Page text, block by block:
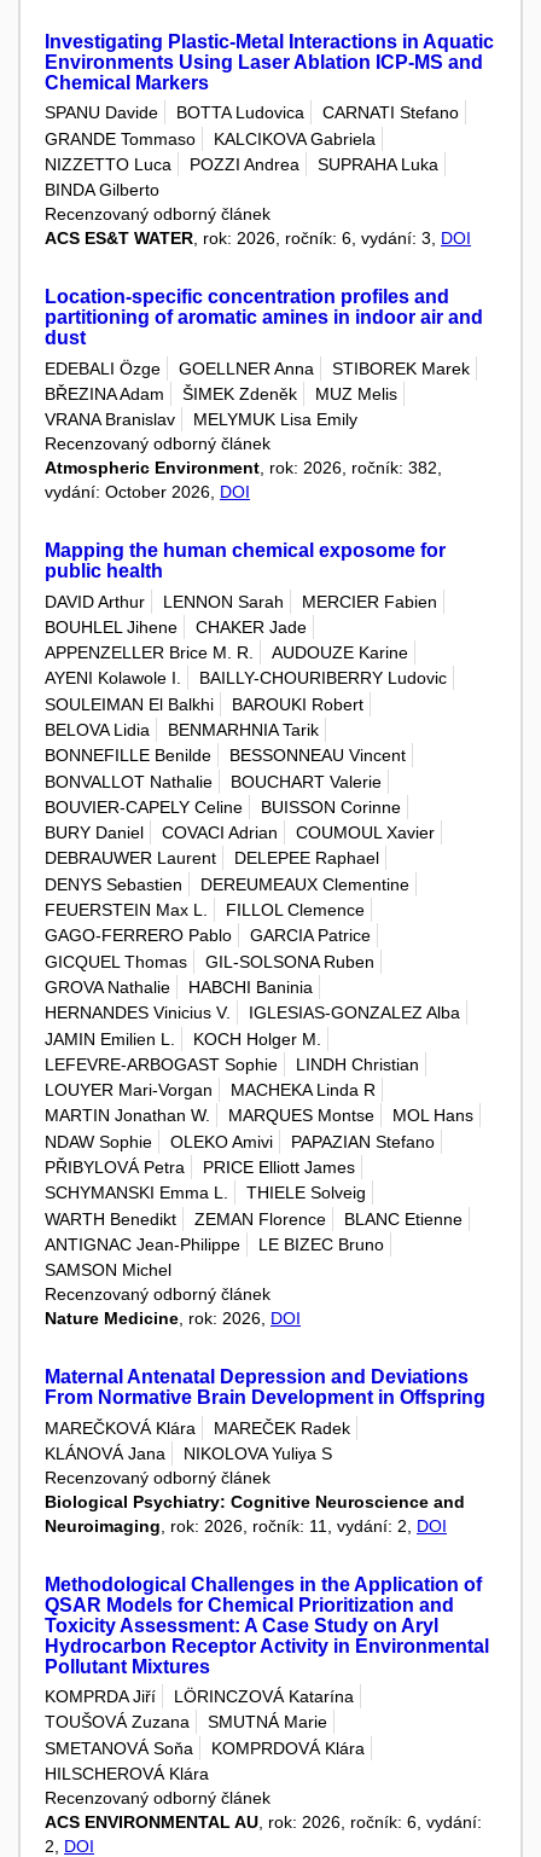
Investigating Plastic-Metal Interactions in Aquatic
Environments Using Laser Ablation ICP-MS and
Chemical Markers
SPANU Davide BOTTA Ludovica
CARNATI Stefano
GRANDE Tommaso
KALCIKOVA Gabriela
NIZZETTO Luca
POZZI Andrea
SUPRAHA Luka
BINDA Gilberto
Recenzovaný odborný článek
ACS ES&T WATER, rok: 2026, ročník: 6, vydání: 3, DOI
Location-specific concentration profiles and
partitioning of aromatic amines in indoor air and
dust
EDEBALI Özge GOELLNER Anna
STIBOREK Marek
BŘEZINA Adam
ŠIMEK Zdeněk
MUZ Melis
VRANA Branislav
MELYMUK Lisa Emily
Recenzovaný odborný článek
Atmospheric Environment, rok: 2026, ročník: 382,
vydání: October 2026, DOI
Mapping the human chemical exposome for
public health
DAVID Arthur LENNON Sarah
MERCIER Fabien
BOUHLEL Jihene
CHAKER Jade
APPENZELLER Brice M. R.
AUDOUZE Karine
AYENI Kolawole I.
BAILLY-CHOURIBERRY Ludovic
SOULEIMAN El Balkhi
BAROUKI Robert
BELOVA Lidia
BENMARHNIA Tarik
BONNEFILLE Benilde
BESSONNEAU Vincent
BONVALLOT Nathalie
BOUCHART Valerie
BOUVIER-CAPELY Celine
BUISSON Corinne
BURY Daniel
COVACI Adrian
COUMOUL Xavier
DEBRAUWER Laurent
DELEPEE Raphael
DENYS Sebastien
DEREUMEAUX Clementine
FEUERSTEIN Max L.
FILLOL Clemence
GAGO-FERRERO Pablo
GARCIA Patrice
GICQUEL Thomas
GIL-SOLSONA Ruben
GROVA Nathalie
HABCHI Baninia
HERNANDES Vinicius V.
IGLESIAS-GONZALEZ Alba
JAMIN Emilien L.
KOCH Holger M.
LEFEVRE-ARBOGAST Sophie
LINDH Christian
LOUYER Mari-Vorgan
MACHEKA Linda R
MARTIN Jonathan W.
MARQUES Montse
MOL Hans
NDAW Sophie
OLEKO Amivi
PAPAZIAN Stefano
PŘIBYLOVÁ Petra
PRICE Elliott James
SCHYMANSKI Emma L.
THIELE Solveig
WARTH Benedikt
ZEMAN Florence
BLANC Etienne
ANTIGNAC Jean-Philippe
LE BIZEC Bruno
SAMSON Michel
Recenzovaný odborný článek
Nature Medicine, rok: 2026, DOI
Maternal Antenatal Depression and Deviations
From Normative Brain Development in Offspring
MAREČKOVÁ Klára
MAREČEK Radek
KLÁNOVÁ Jana
NIKOLOVA Yuliya S
Recenzovaný odborný článek
Biological Psychiatry: Cognitive Neuroscience and
Neuroimaging , rok: 2026, ročník: 11, vydání: 2, DOI
Methodological Challenges in the Application of
QSAR Models for Chemical Prioritization and
Toxicity Assessment: A Case Study on Aryl
Hydrocarbon Receptor Activity in Environmental
Pollutant Mixtures
KOMPRDA Jiří
LÖRINCZOVÁ Katarína
TOUŠOVÁ Zuzana
SMUTNÁ Marie
SMETANOVÁ Soňa
KOMPRDOVÁ Klára
HILSCHEROVÁ Klára
Recenzovaný odborný článek
ACS ENVIRONMENTAL AU , rok: 2026, ročník: 6, vydání:
2, DOI